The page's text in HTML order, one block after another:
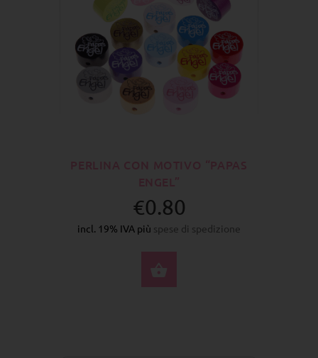
€0.80
incl. 19% IVA più spese di spedizione